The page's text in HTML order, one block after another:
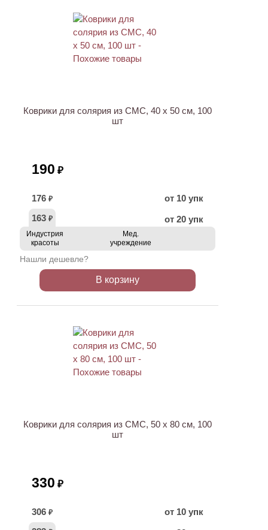
Коврики для солярия из СМС, 40 х 50 см, 100
шт
190 ₽
176 ₽
от 10 упк
163 ₽ от 20 упк
Индустрия
красоты
Мед.
учреждение
Нашли дешевле?
В корзину
Коврики для солярия из СМС, 50 х 80 см, 100
шт
330 ₽
306 ₽
от 10 упк